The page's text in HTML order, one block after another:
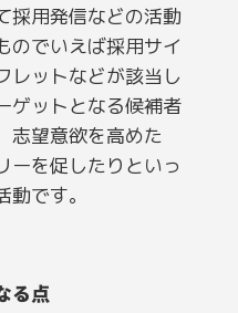
採用発信などの活動
のでいえば採用サイ
レットなどが該当し
ゲットとなる候補者
志望意欲を高めた
ーを促したりといっ
です。
る点